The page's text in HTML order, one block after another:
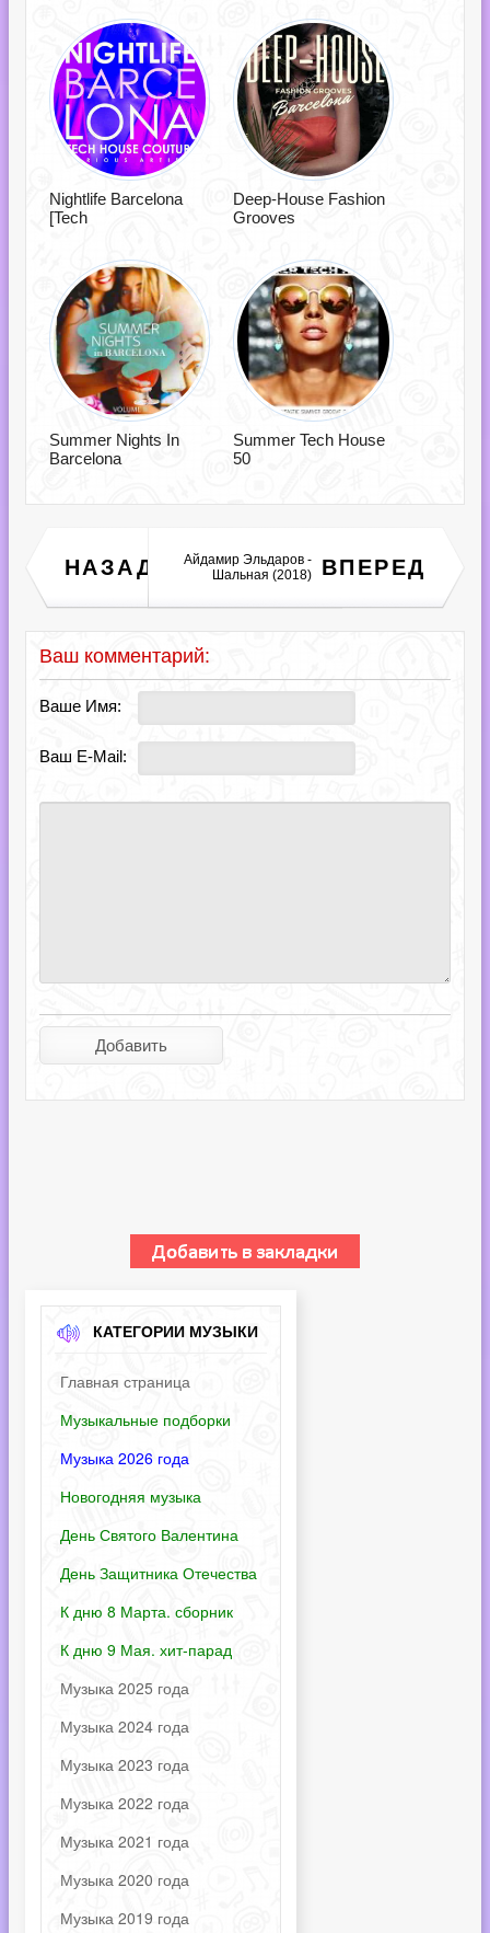
Nightlife Barcelona
[Tech
Deep-House Fashion
Grooves
Summer Nights In
Barcelona
Summer Tech House
50
НАЗАД
The Blues Mystery - Soul
Memories (2018)
ВПЕРЕД
Айдамир Эльдаров -
Шальная (2018)
Ваш комментарий:
Ваше Имя:
Ваш E-Mail:
КАТЕГОРИИ МУЗЫКИ
Главная страница
Музыкальные подборки
Музыка 2026 года
Новогодняя музыка
День Святого Валентина
День Защитника Отечества
К дню 8 Марта. сборник
К дню 9 Мая. хит-парад
Музыка 2025 года
Музыка 2024 года
Музыка 2023 года
Музыка 2022 года
Музыка 2021 года
Музыка 2020 года
Музыка 2019 года